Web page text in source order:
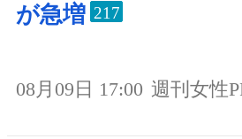
が急増 217
08月09日 17:00 週刊女性